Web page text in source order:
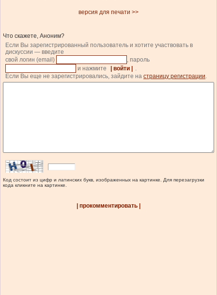
версия для печати >>
Что скажете, Аноним?
Если Вы зарегистрированный пользователь и хотите участвовать в
дискуссии — введите
свой логин (email)
, пароль
и нажмите
| войти |
.
Если Вы еще не зарегистрировались, зайдите на страницу регистрации.
Код состоит из цифр и латинских букв, изображенных на картинке. Для перезагрузки
кода кликните на картинке.
| прокомментировать |